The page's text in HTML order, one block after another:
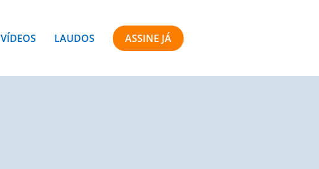
VÍDEOS LAUDOS ASSINE JÁ